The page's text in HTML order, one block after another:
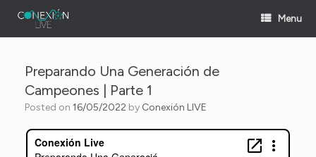
Menu
Preparando Una Generación de
Campeones | Parte 1
Posted on 16/05/2022 by Conexión LIVE